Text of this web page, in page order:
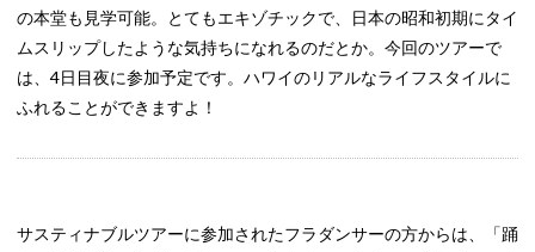
の本堂も見学可能。とてもエキゾチックで、日本の昭和初期にタイ
ムスリップしたような気持ちになれるのだとか。今回のツアーで
は、4日目夜に参加予定です。ハワイのリアルなライフスタイルに
ふれることができますよ！
サスティナブルツアーに参加されたフラダンサーの方からは、「踊